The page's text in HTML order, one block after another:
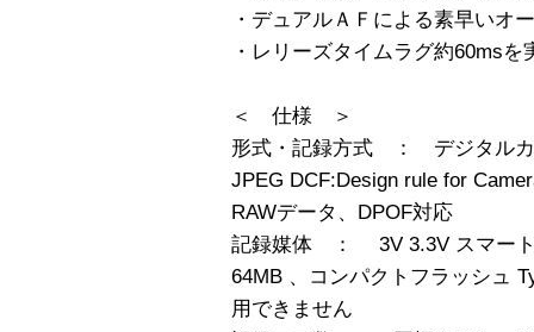
・デュアルＡＦによる素早いオ
・レリーズタイムラグ約60msを
＜ 仕様 ＞
形式・記録方式 ： デジタルカ
JPEG DCF:Design rule for
RAWデータ、DPOF対応
記録媒体 ： 3V 3.3V スマート
64MB 、コンパクトフラッシュ
用できません